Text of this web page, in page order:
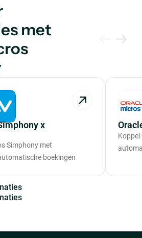
met
x
Simphony met
boekingen
Koppel
naties